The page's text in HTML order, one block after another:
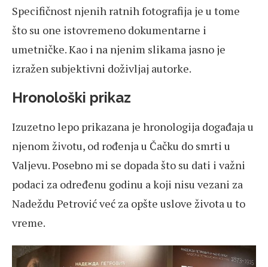
Specifičnost njenih ratnih fotografija je u tome
što su one istovremeno dokumentarne i
umetničke. Kao i na njenim slikama jasno je
izražen subjektivni doživljaj autorke.
Hronološki prikaz
Izuzetno lepo prikazana je hronologija događaja u
njenom životu, od rođenja u Čačku do smrti u
Valjevu. Posebno mi se dopada što su dati i važni
podaci za određenu godinu a koji nisu vezani za
Nadeždu Petrović već za opšte uslove života u to
vreme.